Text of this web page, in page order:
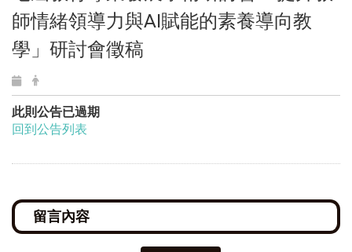
師情緒領導力與AI賦能的素養導向教
學」研討會徵稿
此則公告已過期
回到公告列表